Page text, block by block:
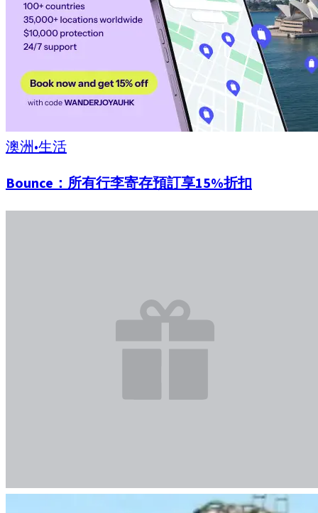
澳洲•生活
Bounce：所有行李寄存預訂享15%折扣